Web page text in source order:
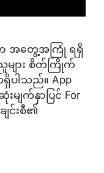
ာ အတွေ့အကြုံ ရရှိ
များ စိတ်ကြိုက်
ပါသည်။ App
ျက်နှာပြင် For
င်းစီ၏